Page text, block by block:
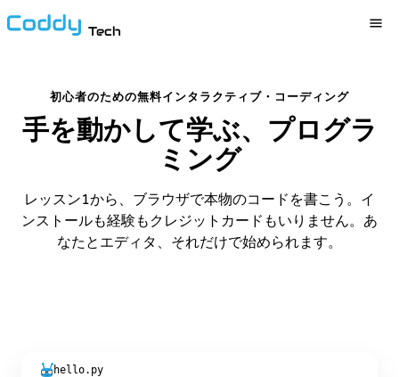
Tech
初心者のための無料インタラクティブ・コーディング
手を動かして学ぶ、プログラ
ミング
レッスン1から、ブラウザで本物のコードを書こう。イ
ンストールも経験もクレジットカードもいりません。あ
なたとエディタ、それだけで始められます。
hello.py